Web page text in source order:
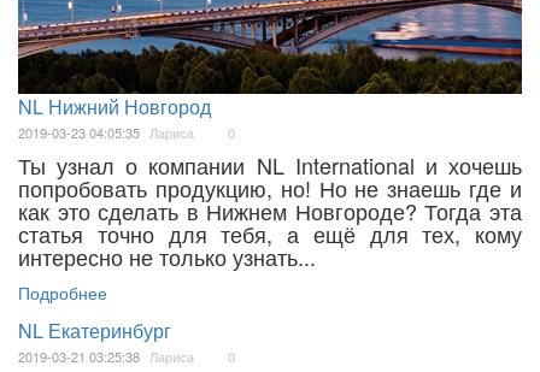
NL Нижний Новгород
2019-03-23 04:05:35 Лариса 0
Ты узнал о компании NL International и хочешь
попробовать продукцию, но! Но не знаешь где и
как это сделать в Нижнем Новгороде? Тогда эта
статья точно для тебя, а ещё для тех, кому
интересно не только узнать...
Подробнее
NL Екатеринбург
2019-03-21 03:25:38 Лариса 0